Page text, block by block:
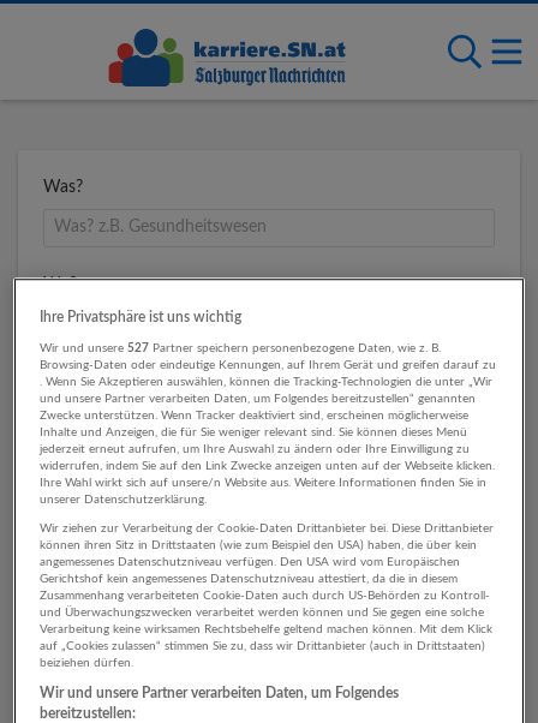
Was?
Wo?
Umkreis
1 Produktion Finanz- und
Versicherungsleistungen
Unternehmen
Ihre Privatsphäre ist uns wichtig
Wir und unsere527 Partner speichern personenbezogene Daten, wie z. B.
Browsing-Daten oder eindeutige Kennungen, auf Ihrem Gerät und greifen darauf zu
. Wenn Sie Akzeptieren auswählen, können die Tracking-Technologien die unter „Wir
und unsere Partner verarbeiten Daten, um Folgendes bereitzustellen“ genannten
Zwecke unterstützen. Wenn Tracker deaktiviert sind, erscheinen möglicherweise
Inhalte und Anzeigen, die für Sie weniger relevant sind. Sie können dieses Menü
jederzeit erneut aufrufen, um Ihre Auswahl zu ändern oder Ihre Einwilligung zu
widerrufen, indem Sie auf den Link Zwecke anzeigen unten auf der Webseite klicken.
Ihre Wahl wirkt sich auf unsere/n Website aus. Weitere Informationen finden Sie in
unserer Datenschutzerklärung.
Wir ziehen zur Verarbeitung der Cookie-Daten Drittanbieter bei. Diese Drittanbieter
können ihren Sitz in Drittstaaten (wie zum Beispiel den USA) haben, die über kein
angemessenes Datenschutzniveau verfügen. Den USA wird vom Europäischen
Gerichtshof kein angemessenes Datenschutzniveau attestiert, da die in diesem
Zusammenhang verarbeiteten Cookie-Daten auch durch US-Behörden zu Kontroll-
und Überwachungszwecken verarbeitet werden können und Sie gegen eine solche
Verarbeitung keine wirksamen Rechtsbehelfe geltend machen können. Mit dem Klick
auf „Cookies zulassen“ stimmen Sie zu, dass wir Drittanbieter (auch in Drittstaaten)
beiziehen dürfen.
Wir und unsere Partner verarbeiten Daten, um Folgendes
bereitzustellen: